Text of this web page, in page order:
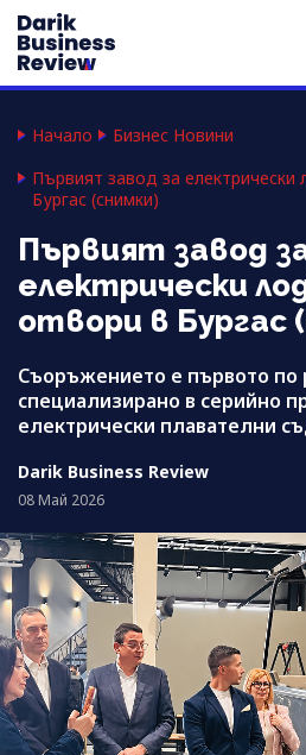
Начало
Бизнес Новини
Първият завод за електрически
Бургас (снимки)
Първият завод
електрически
отвори в Бургас
Съоръжението е първото по
специализирано в серийно
електрически плавателни
Darik Business Review
08 Май 2026